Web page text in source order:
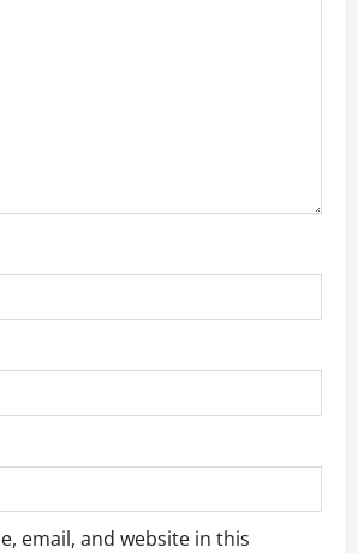
email, and website in this